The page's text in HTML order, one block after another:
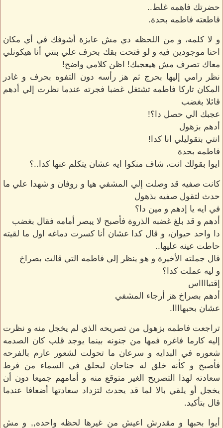
حضرتك فاهمه غلط..
قاطعته فاطمه بحدة.
و لا كلمه، و من اللحظه دي مش عايزة أشوفك في أي مكان
احنا موجودين فيه و لو فتحت بقك بحرف علي بنتي أنا هيكونلي
معاك تصرف مش هيعجبك! اظن كلامي واضح!
نظر رامي إليها بحرج ثم هز رأسه دون التفوه بحرف و غادر
المكان تاركا فاطمه تشتغل غضبا فجرته عندما نظرت إلي أدهم
قائلا بغضب
عجبك الي حصل دا؟!
أدهم بزهول
انتي بتقوليلي انا كدا!
فاطمه بحدة
ايوا بقولك انت، شاف منكوا ايه عشان يتكلم عنها كدا..؟
كانت صفيه قد وصلت إلي المشفي هيا و روفان و شهدا علي ما
حدث لتقول صفيه بذهول
في ايه يا إدهم و مين دا؟
أدهم و قد بلغ غضبه الذروة فأصبح لا يبصر أمامه فقال بغضب
دا واحد حيوان، و قال كدا عشان أنا كسرت دماغه اول ما لقيته
حاطت عينه عليها..
قال جملته الأخيرة و هو ينظر إلي فاطمه التي قالت بصراخ
و ليه عملت كدا؟
إقتبااااس
أدهم بصراخ هز أرجاء المشفي
عشان بحبهاااا.
تراجعت فاطمه بزهول من تصريحه الذي لم يخجل منه و نظرت
إليه كارما فاغره فمها من جنونه بينما يوجد قلب كان الصدمه
شعوره في البدايه و سرعان ما تحولت لشعور عارم بالفرحه
فأصبح و كأنه خلق له جناحان ليحلق في السماء من فرط
سعادته لهذا التصريح الغير متوقع منه و أمامهم جميعا دون أن
يخجل أو يلقي بالا لما قد يحدث لتزداد سعادتها أضعافا عندما
قال بتأكيد.
أيوا بحبها و مقدرش اعيش من غيرها لحظه واحده,, و مش